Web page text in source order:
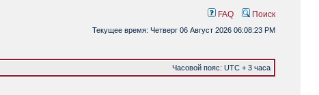
FAQ Поиск
Текущее время: Четверг 06 Август 2026 06:08:23 PM
Часовой пояс: UTC + 3 часа